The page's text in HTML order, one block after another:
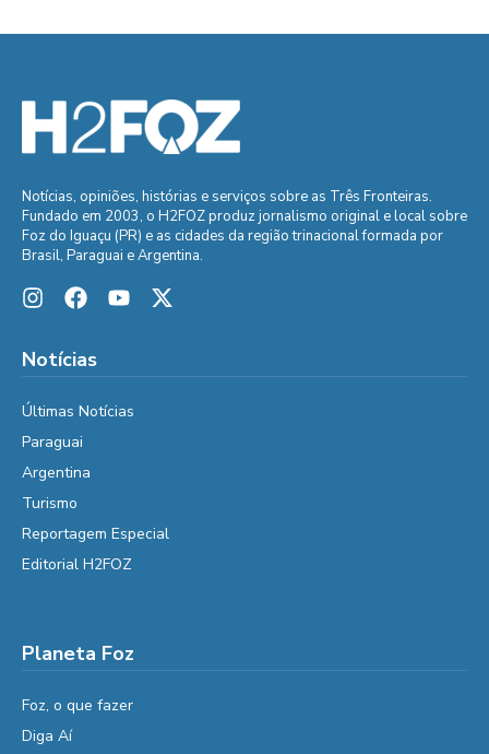
Notícias, opiniões, histórias e serviços sobre as Três Fronteiras.
Fundado em 2003, o H2FOZ produz jornalismo original e local sobre
Foz do Iguaçu (PR) e as cidades da região trinacional formada por
Brasil, Paraguai e Argentina.
Notícias
Últimas Notícias
Paraguai
Argentina
Turismo
Reportagem Especial
Editorial H2FOZ
Planeta Foz
Foz, o que fazer
Diga Aí